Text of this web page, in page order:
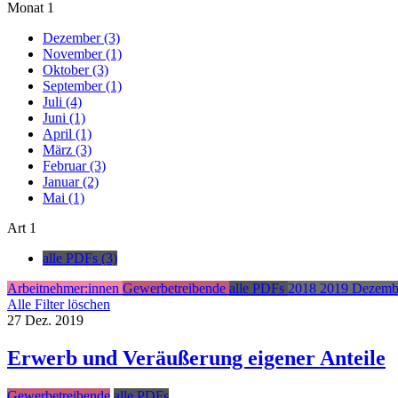
Monat 1
Dezember (3)
November (1)
Oktober (3)
September (1)
Juli (4)
Juni (1)
April (1)
März (3)
Februar (3)
Januar (2)
Mai (1)
Art 1
alle PDFs (3)
Arbeitnehmer:innen Gewerbetreibende alle PDFs 2018 2019
Alle Filter löschen
27 Dez. 2019
Erwerb und Veräußerung eigener Anteile